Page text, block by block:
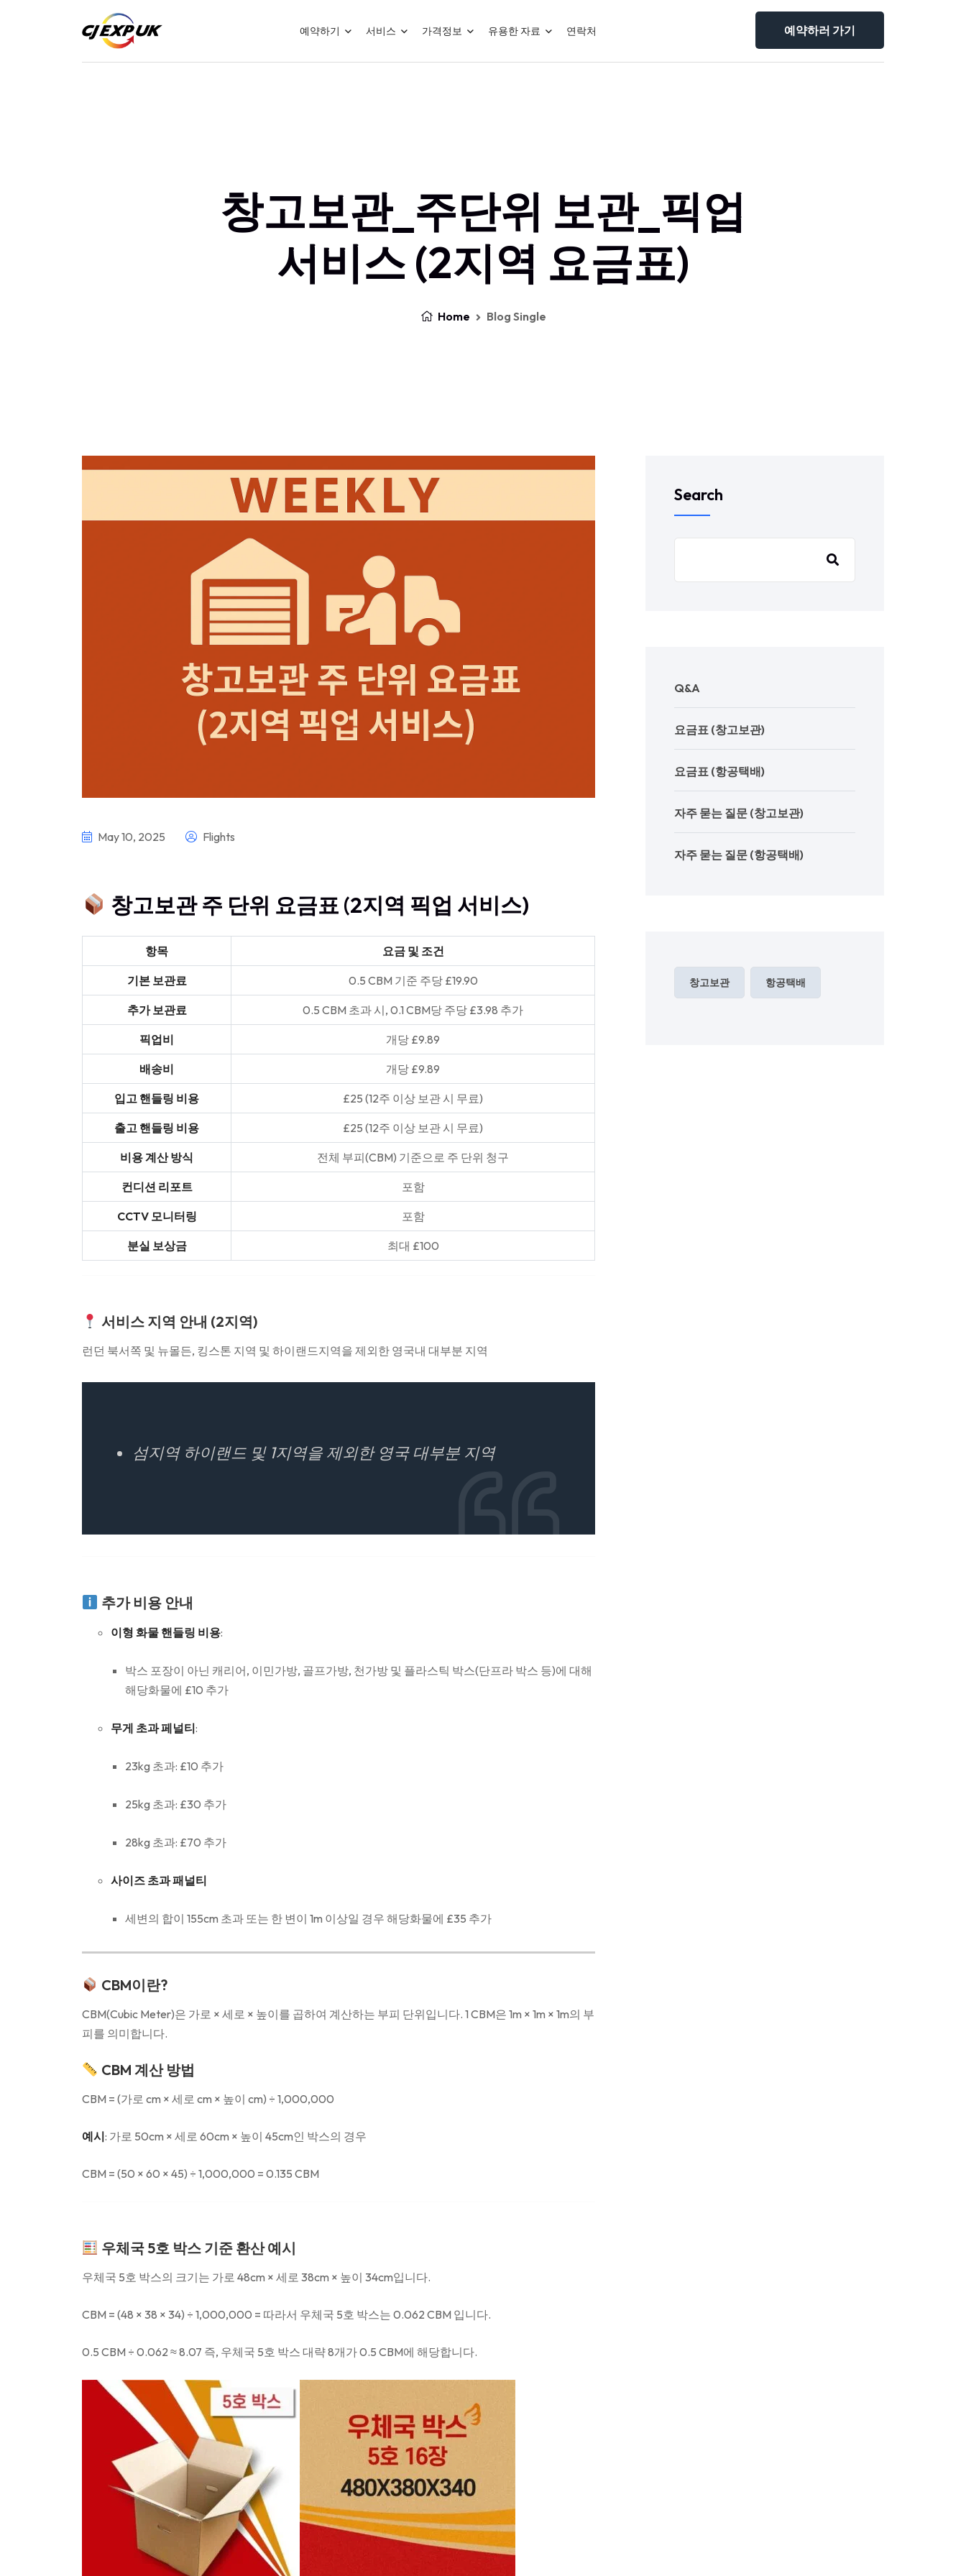
예약하기 서비스 가격정보 유용한 자료 연락처 예약하러 가기
창고보관_주단위 보관_픽업
서비스 (2지역 요금표)
Home Blog Single
May 10, 2025 Flights
창고보관 주 단위 요금표 (2지역 픽업 서비스)
항목 요금 및 조건
기본 보관료 0.5 CBM 기준 주당 £19.90
추가 보관료 0.5 CBM 초과 시, 0.1 CBM당 주당 £3.98 추가
픽업비 개당 £9.89
배송비 개당 £9.89
입고 핸들링 비용 £25 (12주 이상 보관 시 무료)
출고 핸들링 비용 £25 (12주 이상 보관 시 무료)
비용 계산 방식 전체 부피(CBM) 기준으로 주 단위 청구
컨디션 리포트 포함
CCTV 모니터링 포함
분실 보상금 최대 £100
서비스 지역 안내 (2지역)
런던 북서쪽 및 뉴몰든, 킹스톤 지역 및 하이랜드지역을 제외한 영국내 대부분 지역
섬지역 하이랜드 및 1지역을 제외한 영국 대부분 지역
추가 비용 안내
이형 화물 핸들링 비용:
박스 포장이 아닌 캐리어, 이민가방, 골프가방, 천가방 및 플라스틱 박스(단프라 박스 등)에 대해
해당화물에 £10 추가
무게 초과 페널티:
23kg 초과: £10 추가
25kg 초과: £30 추가
28kg 초과: £70 추가
사이즈 초과 패널티
세변의 합이 155cm 초과 또는 한 변이 1m 이상일 경우 해당화물에 £35 추가
CBM이란?
CBM(Cubic Meter)은 가로 × 세로 × 높이를 곱하여 계산하는 부피 단위입니다. 1 CBM은 1m × 1m × 1m의 부
피를 의미합니다.
CBM 계산 방법
CBM = (가로 cm × 세로 cm × 높이 cm) ÷ 1,000,000
예시: 가로 50cm × 세로 60cm × 높이 45cm인 박스의 경우
CBM = (50 × 60 × 45) ÷ 1,000,000 = 0.135 CBM
우체국 5호 박스 기준 환산 예시
우체국 5호 박스의 크기는 가로 48cm × 세로 38cm × 높이 34cm입니다.
CBM = (48 × 38 × 34) ÷ 1,000,000 = 따라서 우체국 5호 박스는 0.062 CBM 입니다.
0.5 CBM ÷ 0.062 ≈ 8.07 즉, 우체국 5호 박스 대략 8개가 0.5 CBM에 해당합니다.
Search
Q&A
요금표 (창고보관)
요금표 (항공택배)
자주 묻는 질문 (창고보관)
자주 묻는 질문 (항공택배)
창고보관 항공택배